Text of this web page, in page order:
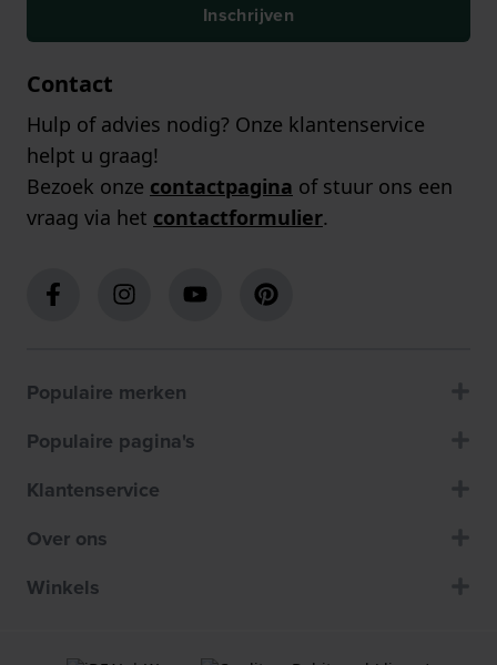
Inschrijven
Contact
Hulp of advies nodig? Onze klantenservice
helpt u graag!
Bezoek onze contactpagina of stuur ons een
vraag via het contactformulier.
Populaire merken
Populaire pagina's
Klantenservice
Over ons
Winkels